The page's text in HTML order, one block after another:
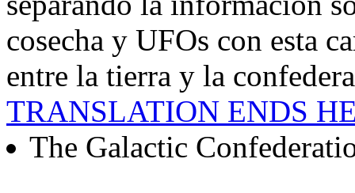
cosecha y UFOs con esta
entre la tierra y la
TRANSLATION ENDS
The Galactic